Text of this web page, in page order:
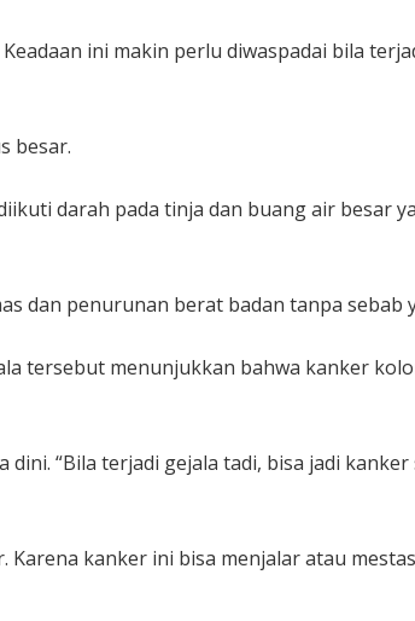
ini makin perlu diwaspadai bila
besar.
darah pada tinja dan buang air besar
dan penurunan berat badan tanpa sebab
tersebut menunjukkan bahwa kanker
“Bila terjadi gejala tadi, bisa jadi kanker
kanker ini bisa menjalar atau